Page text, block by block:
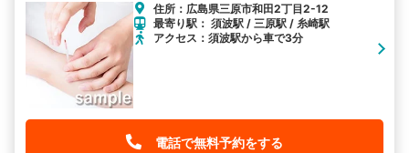
住所：広島県三原市和田2丁目2-12
最寄り駅： 須波駅 / 三原駅 / 糸崎駅
アクセス：須波駅から車で3分
電話で無料予約をする